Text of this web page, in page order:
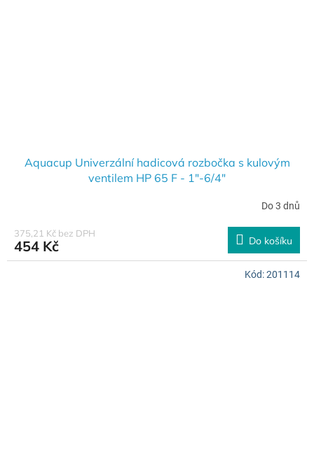
Aquacup Univerzální hadicová rozbočka s kulovým
ventilem HP 65 F - 1"-6/4"
Do 3 dnů
375,21 Kč bez DPH
454 Kč Do košíku
Kód:201114